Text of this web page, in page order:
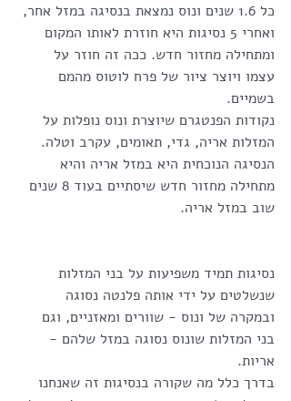
כל 1.6 שנים ונוס נמצאת בנסיגה במזל אחר,
ואחרי 5 נסיגות היא חוזרת לאותו המקום
ומתחילה מחזור חדש. ככה זה חוזר על
עצמו ויוצר ציור של פרח לוטוס מהמם
בשמיים.
נקודות הפנטגרם שיוצרת ונוס נופלות על
המזלות אריה, גדי, תאומים, עקרב וטלה.
הנסיגה הנוכחית היא במזל אריה והיא
מתחילה מחזור חדש שיסתיים בעוד 8 שנים
שוב במזל אריה.
נסיגות תמיד משפיעות על בני המזלות
שנשלטים על ידי אותה פלנטה נסוגה
ובמקרה של ונוס - שוורים ומאזניים, וגם
בני המזלות שונוס נסוגה במזל שלהם -
אריות.
בדרך כלל מה שקורה בנסיגות זה שאנחנו